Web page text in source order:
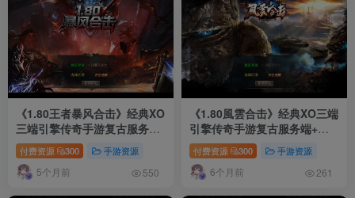
《1.80王者暴风合击》经典XO
三端引擎传奇手游复古服务端
+战争学院+班德尔城+风暴平
原+详细搭建教程
付费资源 300 手游资源
5个月前 550
《1.80風雲合击》经典XO三端
引擎传奇手游复古服务端+冰
封雪域+天涯海阁+遗忘部落
+详细搭建教程
付费资源 300 手游资源
6个月前 261